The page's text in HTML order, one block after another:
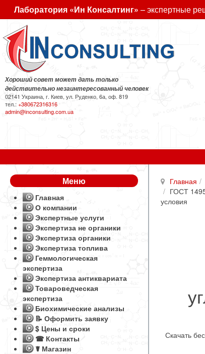
Лаборатория «Ин Консалтинг» – экспертные
Хороший совет может дать только
действительно незаинтересованный человек
02141 Украина, г. Киев, ул. Руденко, 6а, оф. 819
тел.:+380672316316
admin@inconsulting.com.ua
Главная
ГОСТ
условия
Скачать
Меню
Главная
О компании
Экспертные услуги
Экспертиза не органики
Экспертиза органики
Экспертиза топлива
Геммологическая
экспертиза
Экспертиза антиквариата
Товароведческая
экспертиза
Биохимические анализы
📝 Оформить заявку
$ Цены и сроки
☎ Контакты
☤ Магазин